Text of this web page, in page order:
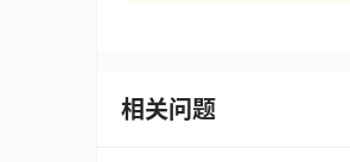
相关问题